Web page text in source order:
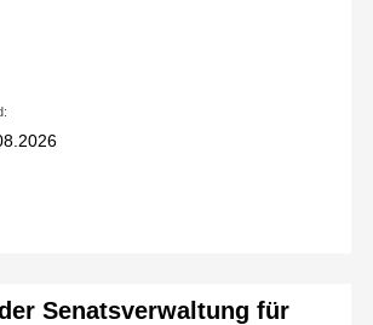
Senatsverwaltung für